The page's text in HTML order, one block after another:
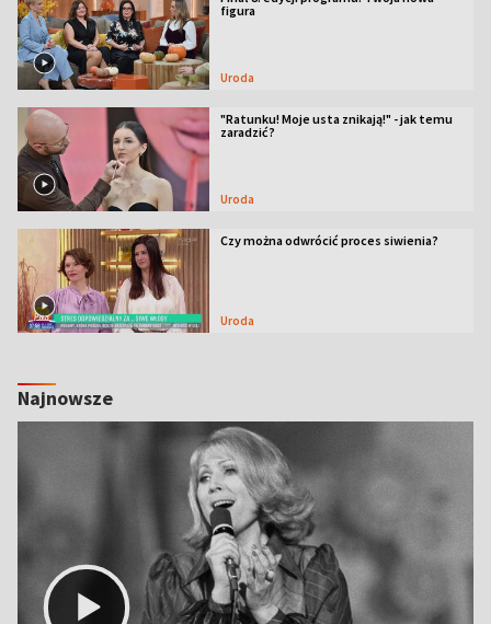
figura
Uroda
"Ratunku! Moje usta znikają!" - jak temu
zaradzić?
Uroda
Czy można odwrócić proces siwienia?
Uroda
Najnowsze